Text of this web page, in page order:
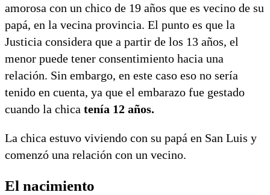
amorosa con un chico de 19 años que es vecino de su
papá, en la vecina provincia. El punto es que la
Justicia considera que a partir de los 13 años, el
menor puede tener consentimiento hacia una
relación. Sin embargo, en este caso eso no sería
tenido en cuenta, ya que el embarazo fue gestado
cuando la chica tenía 12 años.
La chica estuvo viviendo con su papá en San Luis y
comenzó una relación con un vecino.
El nacimiento